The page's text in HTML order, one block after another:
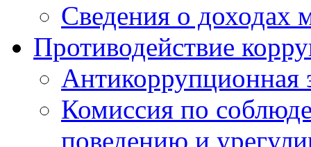
Сведения о
Противодействие
Антикоррупционная
Комиссия по
поведению и